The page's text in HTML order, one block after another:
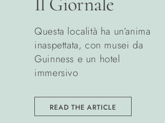
Questa località ha un’anima
inaspettata, con musei da
Guinness e un hotel
immersivo
READ THE ARTICLE